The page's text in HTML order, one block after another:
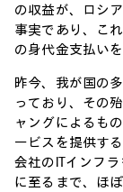
の収益が、ロシ
事実であり、こ
の身代金支払い
昨今、我が国の
っており、その
ャングによるも
ービスを提供す
会社のITインフ
に至るまで、ほ